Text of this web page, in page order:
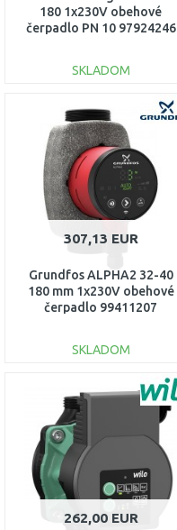
180 1x230V obehové
čerpadlo PN 10 97924246
SKLADOM
DO KOŠÍKA
Porovnať
307,13 EUR
Grundfos ALPHA2 32-40
180 mm 1x230V obehové
čerpadlo 99411207
SKLADOM
DO KOŠÍKA
262,00 EUR